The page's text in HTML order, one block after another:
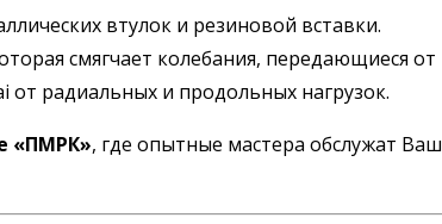
втулок и резиновой вставки.
смягчает колебания, передающиеся от
от радиальных и продольных нагрузок.
«ПМРК», где опытные мастера обслужат Ваш